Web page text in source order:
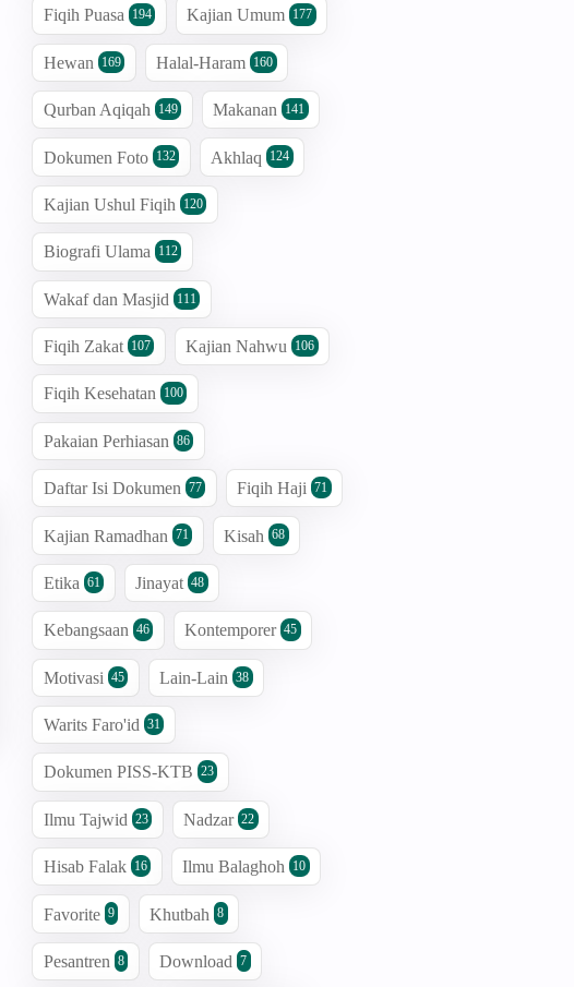
Fiqih Puasa 194 Kajian Umum 177
Hewan 169 Halal-Haram 160
Qurban Aqiqah 149 Makanan 141
Dokumen Foto 132 Akhlaq 124
Kajian Ushul Fiqih 120
Biografi Ulama 112
Wakaf dan Masjid 111
Fiqih Zakat 107 Kajian Nahwu 106
Fiqih Kesehatan 100
Pakaian Perhiasan 86
Daftar Isi Dokumen 77 Fiqih Haji 71
Kajian Ramadhan 71 Kisah 68
Etika 61 Jinayat 48
Kebangsaan 46 Kontemporer 45
Motivasi 45 Lain-Lain 38
Warits Faro'id 31
Dokumen PISS-KTB 23
Ilmu Tajwid 23 Nadzar 22
Hisab Falak 16 Ilmu Balaghoh 10
Favorite 9 Khutbah 8
Pesantren 8 Download 7